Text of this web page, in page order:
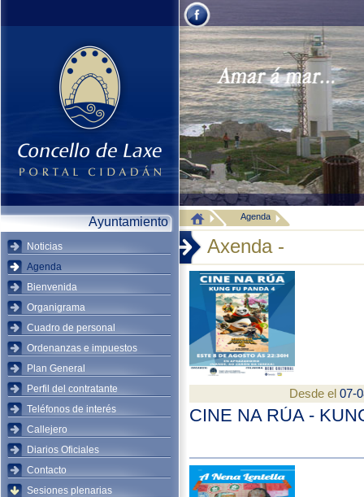
Ayuntamiento
Noticias
Agenda
Bienvenida
Organigrama
Cuadro de personal
Ordenanzas e impuestos
Plan General
Perfil del contratante
Teléfonos de interés
Callejero
Diarios Oficiales
Contacto
Sesiones plenarias
Agenda
Axenda -
Desde el 07-
CINE NA RÚA -